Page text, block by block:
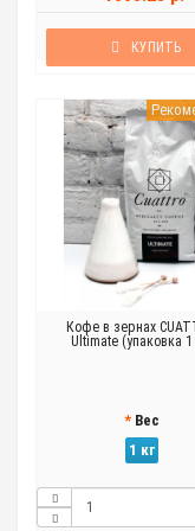
КУПИТЬ
Кофе в зернах
Ultimate (упаковка 1
Вес
1 кг